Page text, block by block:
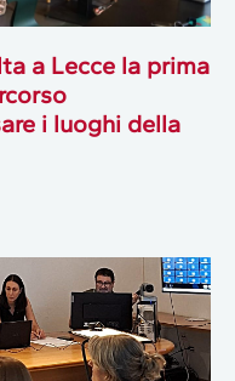
a Lecce la prima
i luoghi della